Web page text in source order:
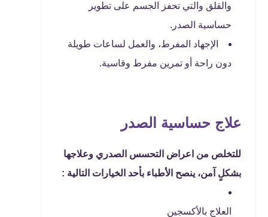
والقلق والتي تحفز الجسم على تطوير
حساسية الصدر.
الإجهاد المفرط، والعمل لساعات طويلة
دون راحة أو تمرين مفرط وقاسية.
علاج حساسية الصدر
للتخلص من اعراض التحسس الصدري وعلاجها
بشكلٍ آمن، ينصح الأطباء بأحد الخيارات التالية :
العلاج بالأكسجين